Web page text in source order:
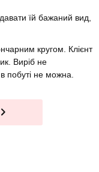
їй бажаний вид,
кругом. Клієнт
Виріб не
побуті не можна.